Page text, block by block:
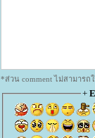
*ส่วน comment ไม่สามารถใ
+